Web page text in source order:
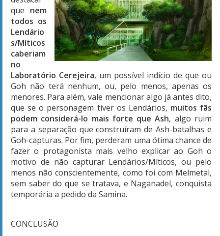
que nem
todos os
Lendário
s/Míticos
caberiam
no
Laboratório Cerejeira, um possível indício de que ou
Goh não terá nenhum, ou, pelo menos, apenas os
menores. Para além, vale mencionar algo já antes dito,
que se o personagem tiver os Lendários, muitos fãs
podem considerá-lo mais forte que Ash, algo ruim
para a separação que construíram de Ash-batalhas e
Goh-capturas. Por fim, perderam uma ótima chance de
fazer o protagonista mais velho explicar ao Goh o
motivo de não capturar Lendários/Míticos, ou pelo
menos não conscientemente, como foi com Melmetal,
sem saber do que se tratava, e Naganadel, conquista
temporária a pedido da Samina.
CONCLUSÃO